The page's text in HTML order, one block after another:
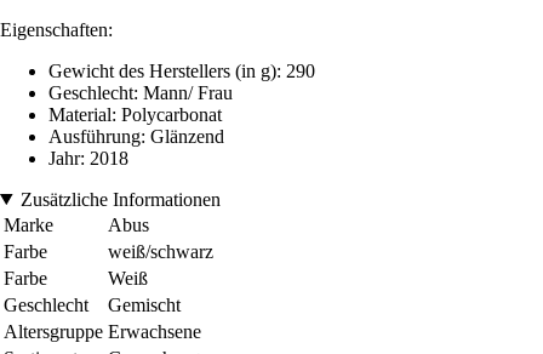
Eigenschaften:
Gewicht des Herstellers (in g): 290
Geschlecht: Mann/ Frau
Material: Polycarbonat
Ausführung: Glänzend
Jahr: 2018
Zusätzliche Informationen
Marke
Abus
Farbe
weiß/schwarz
Farbe
Weiß
Geschlecht
Gemischt
Altersgruppe Erwachsene